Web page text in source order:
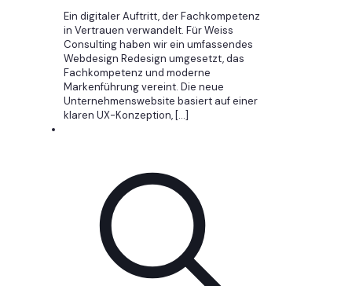
Ein digitaler Auftritt, der Fachkompetenz
in Vertrauen verwandelt. Für Weiss
Consulting haben wir ein umfassendes
Webdesign Redesign umgesetzt, das
Fachkompetenz und moderne
Markenführung vereint. Die neue
Unternehmenswebsite basiert auf einer
klaren UX-Konzeption, […]